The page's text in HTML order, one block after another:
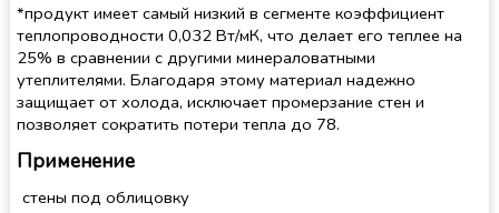
*продукт имеет самый низкий в сегменте коэффициент
теплопроводности 0,032 Вт/мК, что делает его теплее на
25% в сравнении с другими минераловатными
утеплителями. Благодаря этому материал надежно
защищает от холода, исключает промерзание стен и
позволяет сократить потери тепла до 78.
Применение
стены под облицовку